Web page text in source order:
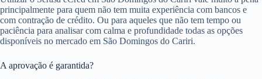
principalmente para quem não tem muita experiência com bancos e
com contração de crédito. Ou para aqueles que não tem tempo ou
paciência para analisar com calma e profundidade todas as opções
disponíveis no mercado em São Domingos do Cariri.
A aprovação é garantida?